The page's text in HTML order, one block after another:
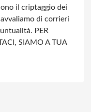
il criptaggio dei
di corrieri
PER
SIAMO A TUA